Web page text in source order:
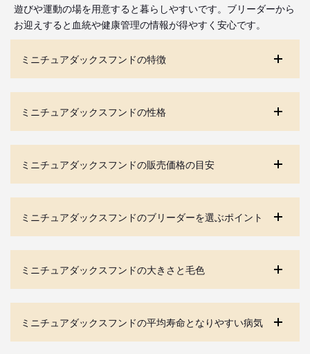
遊びや運動の場を用意すると暮らしやすいです。ブリーダーから
お迎えすると血統や健康管理の情報が得やすく安心です。
ミニチュアダックスフンドの特徴
ミニチュアダックスフンドの性格
ミニチュアダックスフンドの販売価格の目安
ミニチュアダックスフンドのブリーダーを選ぶポイント
ミニチュアダックスフンドの大きさと毛色
ミニチュアダックスフンドの平均寿命となりやすい病気